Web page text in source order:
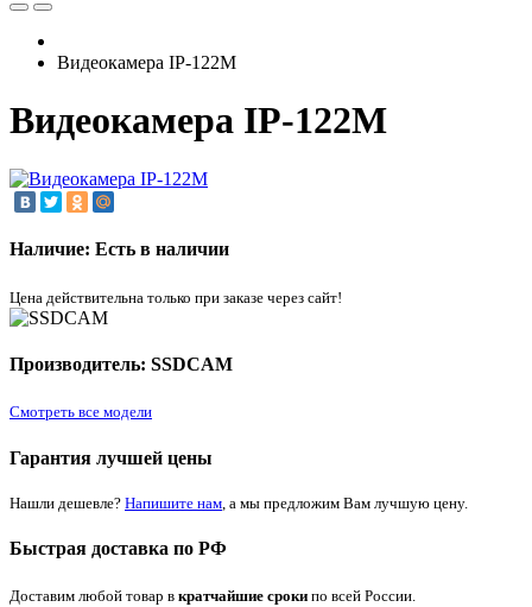
Видеокамера IP-122M
Видеокамера IP-122M
Наличие: Есть в наличии
Цена действительна только при заказе через сайт!
Производитель: SSDCAM
Смотреть все модели
Гарантия лучшей цены
Нашли дешевле? Напишите нам , а мы предложим Вам лучшую цену.
Быстрая доставка по РФ
Доставим любой товар в кратчайшие сроки по всей России.